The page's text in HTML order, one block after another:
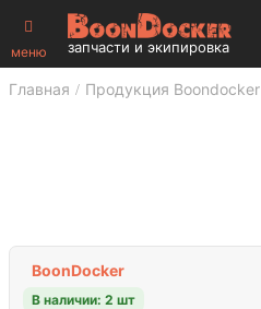
меню запчасти и экипировка
Главная Продукция Boondocker
BoonDocker
В наличии: 2 шт